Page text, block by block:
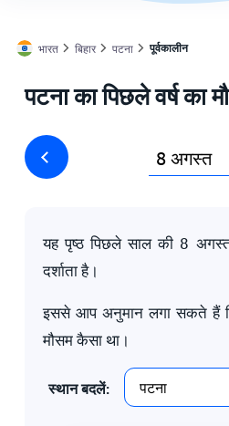
होमभारत बिहार पटना पूर्वकालीन
पटना का पिछले वर्ष का
यह पृष्ठ पिछले साल की 8
दर्शाता है।
इससे आप अनुमान लगा सकते हैं
मौसम कैसा था।
स्थान बदलें: